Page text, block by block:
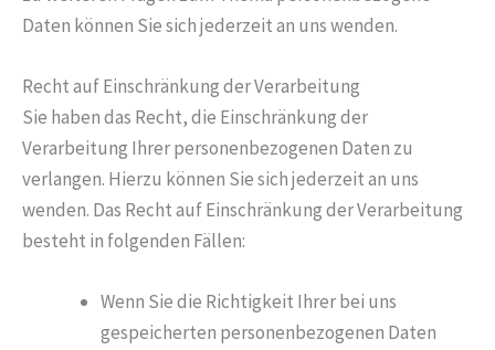
Daten können Sie sich jederzeit an uns wenden.
Recht auf Einschränkung der Verarbeitung
Sie haben das Recht, die Einschränkung der
Verarbeitung Ihrer personenbezogenen Daten zu
verlangen. Hierzu können Sie sich jederzeit an uns
wenden. Das Recht auf Einschränkung der Verarbeitung
besteht in folgenden Fällen:
Wenn Sie die Richtigkeit Ihrer bei uns
gespeicherten personenbezogenen Daten